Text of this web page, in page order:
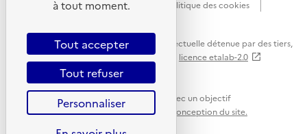
Mentions légales
Plan du site
Politique des cookies
dans
nouvelle
Sauf mention explicite de propriété intellectuelle détenue par des tiers,
les contenus de ce site sont proposés sous licence etalab-2.0
Ce site internet est pensé et développé avec un objectif
d'écoconception.En savoir plus sur l'écoconception du site.
à tout moment.
Tout accepter
Tout refuser
Personnaliser